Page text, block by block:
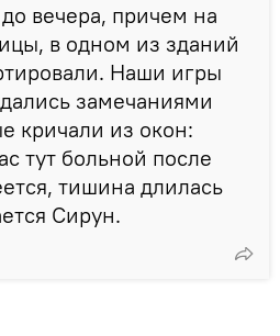
вечера, причем на
в одном из зданий
Наши игры
замечаниями
кричали из окон:
тут больной после
тишина длилась
Сирун.